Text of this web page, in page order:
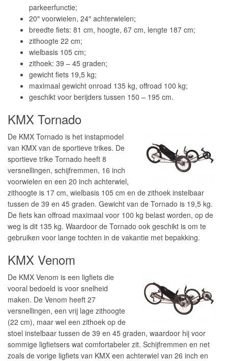
parkeerfunctie;
20″ voorwielen, 24″ achterwielen;
breedte fiets: 81 cm, hoogte, 67 cm, lengte 187 cm;
zithoogte 22 cm;
wielbasis 105 cm;
zithoek: 39 – 45 graden;
gewicht fiets 19,5 kg;
maximaal gewicht onroad 135 kg, offroad 100 kg;
geschikt voor berijders tussen 150 – 195 cm.
KMX Tornado
De KMX Tornado is het instapmodel
van KMX van de sportieve trikes. De
sportieve trike Tornado heeft 8
versnellingen, schijfremmen, 16 inch
voorwielen en een 20 inch achterwiel,
zithoogte is 17 cm, wielbasis 105 cm en de zithoek instelbaar
tussen de 39 en 45 graden. Gewicht van de Tornado is 19,5 kg.
De fiets kan offroad maximaal voor 100 kg belast worden, op de
weg is dit 135 kg. Waardoor de Tornado ook geschikt is om te
gebruiken voor lange tochten in de vakantie met bepakking.
KMX Venom
De KMX Venom is een ligfiets die
vooral bedoeld is voor snelheid
maken. De Venom heeft 27
versnellingen, een vrij lage zithoogte
(22 cm), maar wel een zithoek op de
stoel instelbaar tussen de 39 en 45 graden, waardoor hij voor
sommige ligfietsers wat comfortabeler zit. Schijfremmen en net
zoals de vorige ligfiets van KMX een achterwiel van 26 inch en